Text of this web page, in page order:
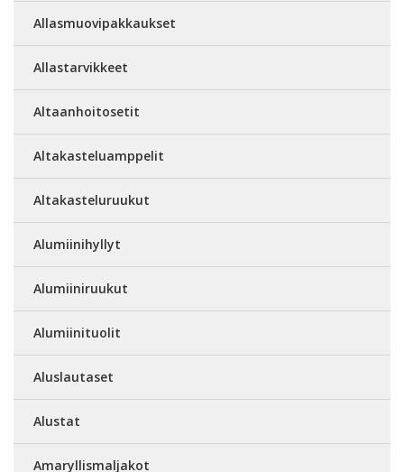
Allasmuovipakkaukset
Allastarvikkeet
Altaanhoitosetit
Altakasteluamppelit
Altakasteluruukut
Alumiinihyllyt
Alumiiniruukut
Alumiinituolit
Aluslautaset
Alustat
Amaryllismaljakot